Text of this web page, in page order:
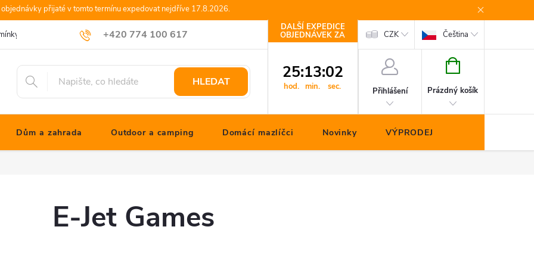
přijaté v tomto termínu expedovat nejdříve 17.8.2026.
+420 774 100 617
info@jonathanshop.cz
Podmínky ochrany osobních údajů Blog JONATHANshop.cz Kontakty CZK Čeština
HLEDAT
DALŠÍ EXPEDICE
OBJEDNÁVEK ZA
25
hod.
:13
min.
:02
sec. Přihlášení
NÁKUPNÍ
Prázdný košík
Dům a zahrada Outdoor a camping Domácí mazlíčci Novinky VÝPRODEJ
E-Jet Games